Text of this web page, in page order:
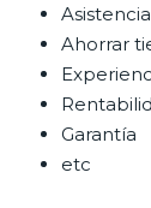
Ahorrar
Garantía
etc